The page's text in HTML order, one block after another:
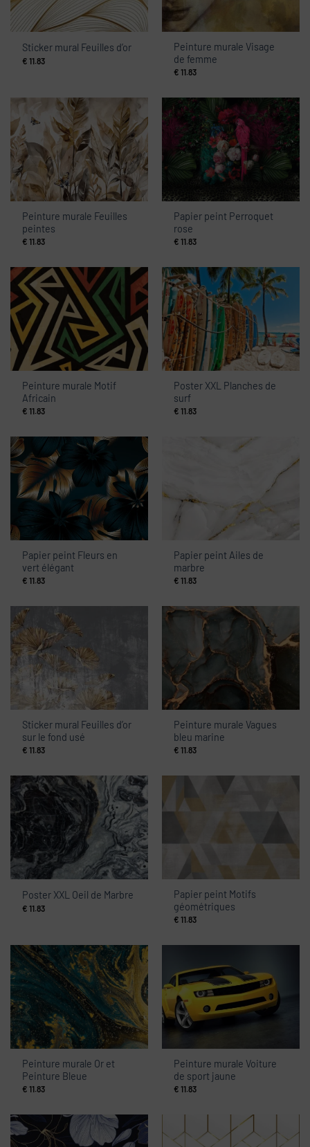
Sticker mural Feuilles d’or
€ 11.83
Peinture murale Visage
de femme
€ 11.83
Peinture murale Feuilles
peintes
€ 11.83
Papier peint Perroquet
rose
€ 11.83
Peinture murale Motif
Africain
€ 11.83
Poster XXL Planches de
surf
€ 11.83
Papier peint Fleurs en
vert élégant
€ 11.83
Papier peint Ailes de
marbre
€ 11.83
Sticker mural Feuilles d’or
sur le fond usé
€ 11.83
Peinture murale Vagues
bleu marine
€ 11.83
Poster XXL Oeil de Marbre
€ 11.83
Papier peint Motifs
géométriques
€ 11.83
Peinture murale Or et
Peinture Bleue
€ 11.83
Peinture murale Voiture
de sport jaune
€ 11.83